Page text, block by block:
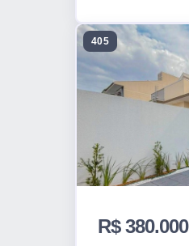
405
R$ 380.000